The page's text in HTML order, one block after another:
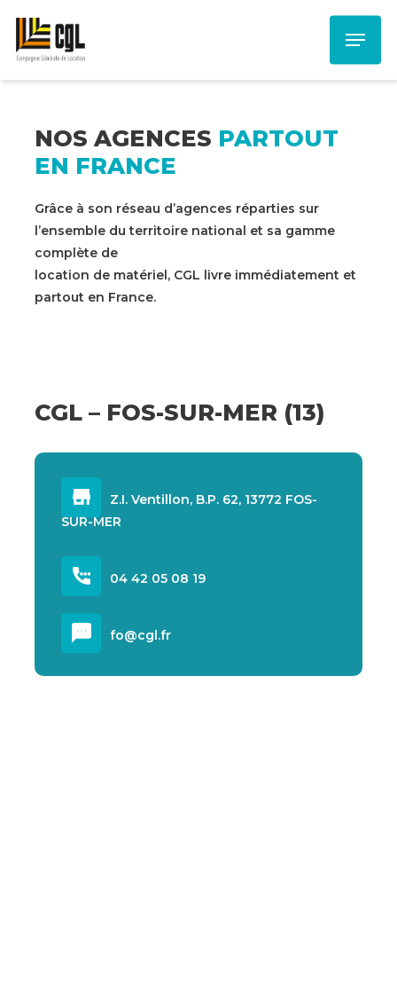
main
content
Menu
NOS AGENCES PARTOUT
EN FRANCE
Grâce à son réseau d’agences réparties sur
l’ensemble du territoire national et sa gamme
complète de
location de matériel, CGL livre immédiatement et
partout en France.
CGL – FOS-SUR-MER (13)
Z.I. Ventillon, B.P. 62, 13772 FOS-
SUR-MER
04 42 05 08 19
fo@cgl.fr